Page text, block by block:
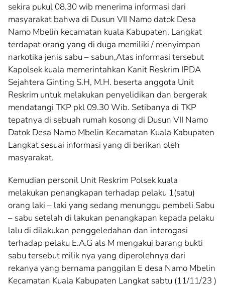
sekira pukul 08.30 wib menerima informasi dari
masyarakat bahwa di Dusun VII Namo datok Desa
Namo Mbelin kecamatan kuala Kabupaten. Langkat
terdapat orang yang di duga memiliki / menyimpan
narkotika jenis sabu – sabun,Atas informasi tersebut
Kapolsek kuala memerintahkan Kanit Reskrim IPDA
Sejahtera Ginting S.H, M.H. beserta anggota Unit
Reskrim untuk melakukan penyelidikan dan bergerak
mendatangi TKP pkl 09.30 Wib. Setibanya di TKP
tepatnya di sebuah rumah kosong di Dusun VII Namo
Datok Desa Namo Mbelin Kecamatan Kuala Kabupaten
Langkat sesuai informasi yang di berikan oleh
masyarakat.
Kemudian personil Unit Reskrim Polsek kuala
melakukan penangkapan terhadap pelaku 1(satu)
orang laki – laki yang sedang menunggu pembeli Sabu
– sabu setelah di lakukan penangkapan kepada pelaku
lalu di dilakukan penggeledahan dan interogasi
terhadap pelaku E.A.G als M mengakui barang bukti
sabu tersebut milik nya yang diperolehnya dari
rekanya yang bernama panggilan E desa Namo Mbelin
Kecamatan Kuala Kabupaten Langkat sabtu (11/11/23 )